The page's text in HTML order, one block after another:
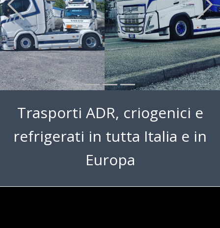
T​rasporti ADR, criogenici e
refrigerati in tutta Italia e in
Europa